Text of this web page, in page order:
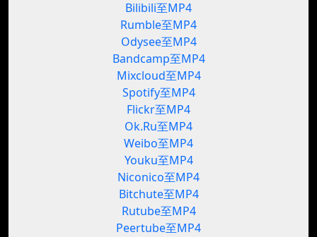
Bilibili至MP4
Rumble至MP4
Odysee至MP4
Bandcamp至MP4
Mixcloud至MP4
Spotify至MP4
Flickr至MP4
Ok.Ru至MP4
Weibo至MP4
Youku至MP4
Niconico至MP4
Bitchute至MP4
Rutube至MP4
Peertube至MP4